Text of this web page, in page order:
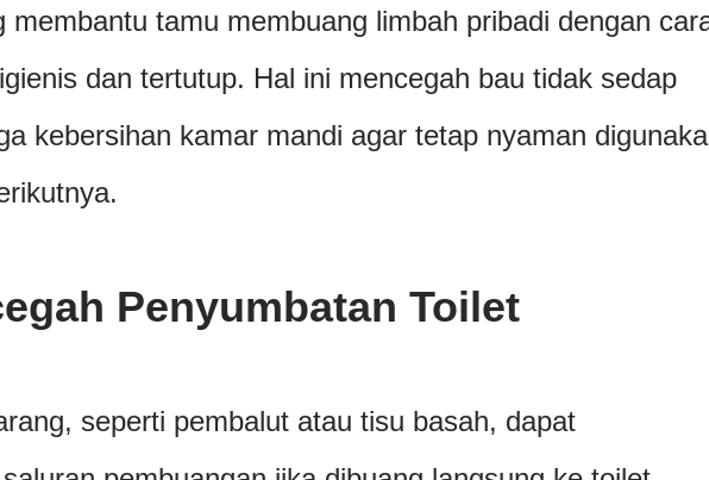
membantu tamu membuang limbah pribadi dengan
dan tertutup. Hal ini mencegah bau tidak sedap
kebersihan kamar mandi agar tetap nyaman
Penyumbatan Toilet
seperti pembalut atau tisu basah, dapat